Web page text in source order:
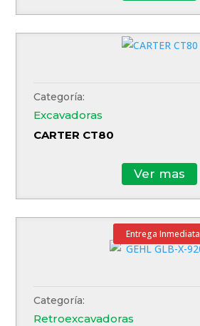
Categoría:
Excavadoras
CARTER CT80
Ver mas
Entrega Inmediata
Categoría:
Retroexcavadoras